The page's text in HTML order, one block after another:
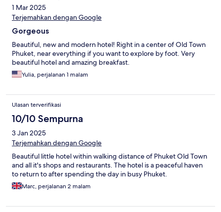
1 Mar 2025
Terjemahkan dengan Google
Gorgeous
Beautiful, new and modern hotel! Right in a center of Old Town
Phuket, near everything if you want to explore by foot. Very
beautiful hotel and amazing breakfast.
Yulia, perjalanan 1 malam
Ulasan terverifikasi
10/10 Sempurna
3 Jan 2025
Terjemahkan dengan Google
Beautiful little hotel within walking distance of Phuket Old Town
and all it's shops and restaurants. The hotel is a peaceful haven
to return to after spending the day in busy Phuket.
Marc, perjalanan 2 malam